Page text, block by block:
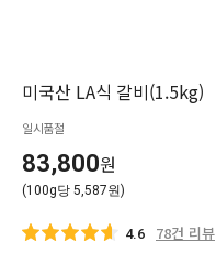
미국산 LA식 갈비(1.5kg)
일시품절
83,800원
(100g당 5,587원)
4.6 78건 리뷰